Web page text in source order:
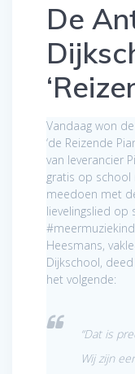
De
Vandaag won
‘de Reizende
van leverancier
gratis op school
meedoen met
lievelingslied op
Heesmans,
Dijkschool,
het volgende:
“Dat is
Wij zijn